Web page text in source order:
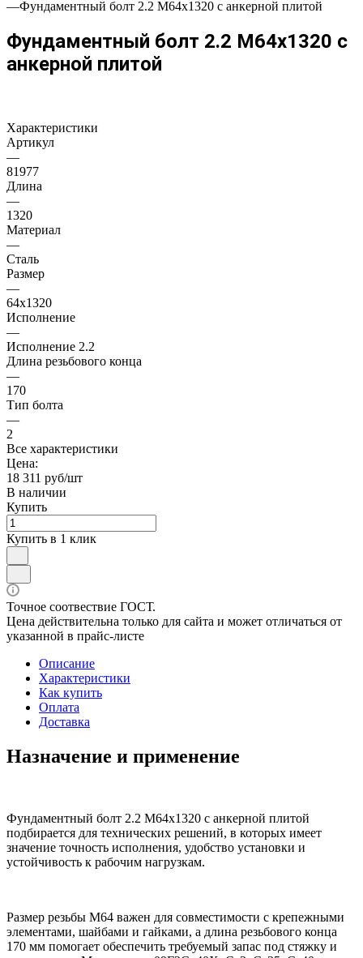
—Фундаментный болт 2.2 М64х1320 с анкерной плитой
Фундаментный болт 2.2 М64х1320 с
анкерной плитой
Характеристики
Артикул
—
81977
Длина
—
1320
Материал
—
Сталь
Размер
—
64х1320
Исполнение
—
Исполнение 2.2
Длина резьбового конца
—
170
Тип болта
—
2
Все характеристики
Цена:
18 311 руб/шт
В наличии
Купить
Купить в 1 клик
Точное соотвествие ГОСТ.
Цена действительна только для сайта и может отличаться от
указанной в прайс-листе
Описание
Характеристики
Как купить
Оплата
Доставка
Назначение и применение
Фундаментный болт 2.2 М64х1320 с анкерной плитой
подбирается для технических решений, в которых имеет
значение точность исполнения, удобство установки и
устойчивость к рабочим нагрузкам.
Размер резьбы М64 важен для совместимости с крепежными
элементами, шайбами и гайками, а длина резьбового конца
170 мм помогает обеспечить требуемый запас под стяжку и